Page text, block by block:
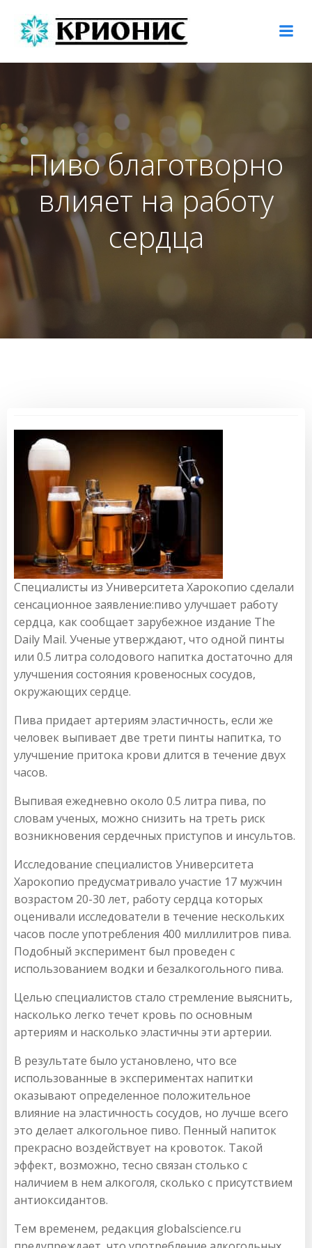
к
содержимому
Пиво благотворно
влияет на работу
сердца
Специалисты из Университета Харокопио сделали
сенсационное заявление:пиво улучшает работу
сердца, как сообщает зарубежное издание The
Daily Mail. Ученые утверждают, что одной пинты
или 0.5 литра солодового напитка достаточно для
улучшения состояния кровеносных сосудов,
окружающих сердце.
Пива придает артериям эластичность, если же
человек выпивает две трети пинты напитка, то
улучшение притока крови длится в течение двух
часов.
Выпивая ежедневно около 0.5 литра пива, по
словам ученых, можно снизить на треть риск
возникновения сердечных приступов и инсультов.
Исследование специалистов Университета
Харокопио предусматривало участие 17 мужчин
возрастом 20-30 лет, работу сердца которых
оценивали исследователи в течение нескольких
часов после употребления 400 миллилитров пива.
Подобный эксперимент был проведен с
использованием водки и безалкогольного пива.
Целью специалистов стало стремление выяснить,
насколько легко течет кровь по основным
артериям и насколько эластичны эти артерии.
В результате было установлено, что все
использованные в экспериментах напитки
оказывают определенное положительное
влияние на эластичность сосудов, но лучше всего
это делает алкогольное пиво. Пенный напиток
прекрасно воздействует на кровоток. Такой
эффект, возможно, тесно связан столько с
наличием в нем алкоголя, сколько с присутствием
антиоксидантов.
Тем временем, редакция globalscience.ru